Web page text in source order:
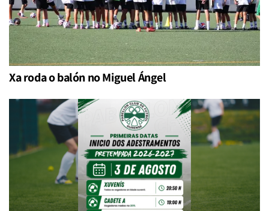
Xa roda o balón no Miguel Ángel